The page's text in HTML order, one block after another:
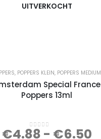
UITVERKOCHT
, POPPERS KLEIN, POPPERS MEDIUM
Special France
Poppers 13ml
0 out of 5
€4.88 - €6.50